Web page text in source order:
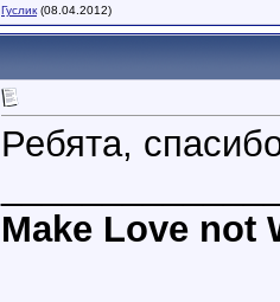
Гуслик (08.04.2012)
Ребята,
Make Love not